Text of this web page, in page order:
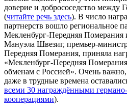
доверие и добрососедство между
(читайте речь здесь). В число
партнерств вошло региональное
Мекленбург-Передняя Померания
Мануэла Швезиг, премьер-
Передняя Померания, принялa
«Мекленбург-Передняя
обменам с Россией». Очень
даже в трудные времена
всеми 30 награждёнными
кооперациями).